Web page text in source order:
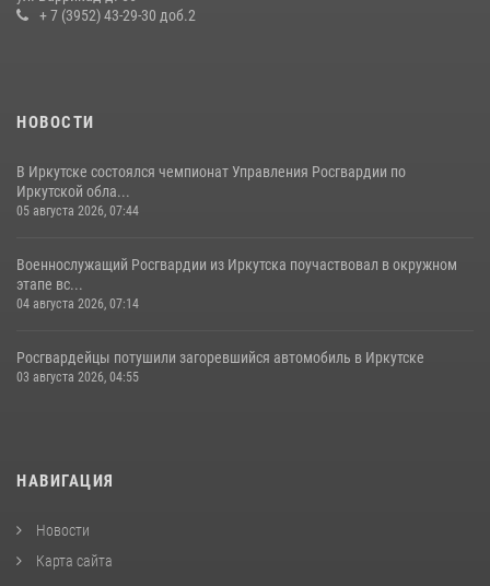
пенсионерку, страдающую потерей памяти
+ 7 (3952) 43-29-30 доб.2
НОВОСТИ
В Иркутске состоялся чемпионат Управления Росгвардии по
Иркутской обла...
05 августа 2026, 07:44
Военнослужащий Росгвардии из Иркутска поучаствовал в окружном
этапе вс...
04 августа 2026, 07:14
Росгвардейцы потушили загоревшийся автомобиль в Иркутске
03 августа 2026, 04:55
НАВИГАЦИЯ
Новости
Карта сайта